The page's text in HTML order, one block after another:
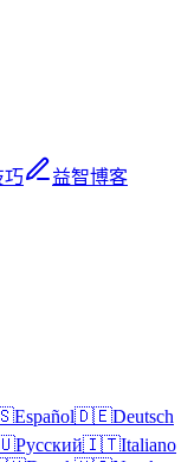
巧
益智博客
Español🇩🇪Deutsch
Русский🇮🇹Italiano